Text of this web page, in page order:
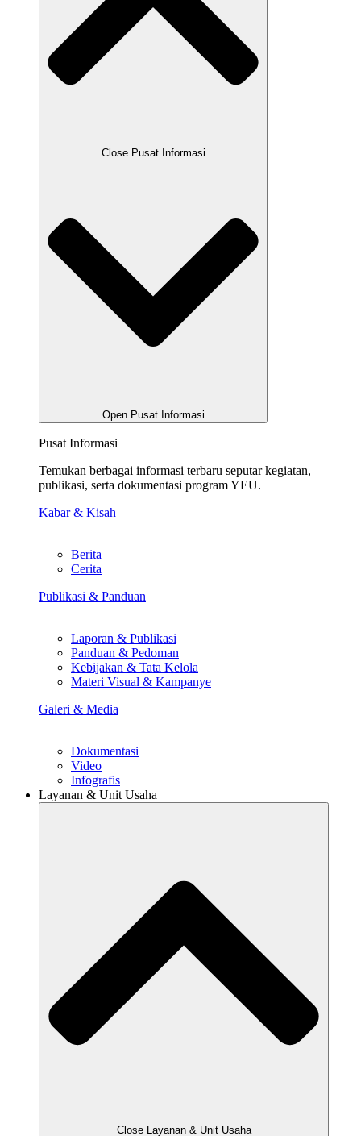
Close Pusat Informasi
Open Pusat Informasi
Pusat Informasi
Temukan berbagai informasi terbaru seputar kegiatan,
publikasi, serta dokumentasi program YEU.
Kabar & Kisah
Berita
Cerita
Publikasi & Panduan
Laporan & Publikasi
Panduan & Pedoman
Kebijakan & Tata Kelola
Materi Visual & Kampanye
Galeri & Media
Dokumentasi
Video
Infografis
Layanan & Unit Usaha
Close Layanan & Unit Usaha